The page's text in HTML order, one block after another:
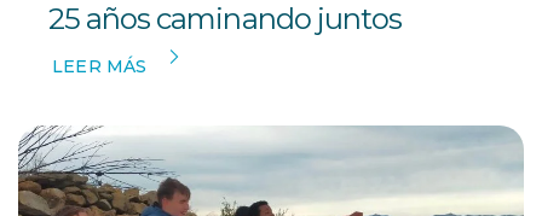
25 años caminando juntos
LEER MÁS